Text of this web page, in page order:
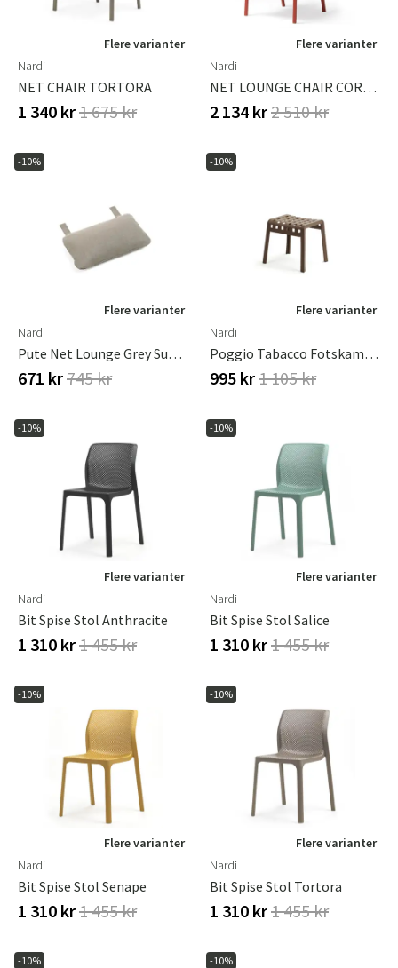
Flere varianter
Nardi
NET CHAIR TORTORA
1 340 kr1 675 kr
Flere varianter
Nardi
NET LOUNGE CHAIR CORALLO
2 134 kr2 510 kr
-10%
Flere varianter
Nardi
Pute Net Lounge Grey Sunbrel
671 kr745 kr
-10%
Flere varianter
Nardi
Poggio Tabacco Fotskammel
995 kr1 105 kr
-10%
Flere varianter
Nardi
Bit Spise Stol Anthracite
1 310 kr1 455 kr
-10%
Flere varianter
Nardi
Bit Spise Stol Salice
1 310 kr1 455 kr
-10%
Flere varianter
Nardi
Bit Spise Stol Senape
1 310 kr1 455 kr
-10%
Flere varianter
Nardi
Bit Spise Stol Tortora
1 310 kr1 455 kr
-10% -10%